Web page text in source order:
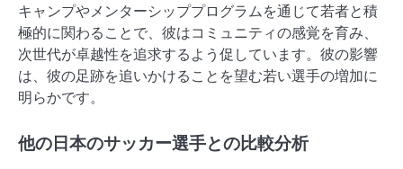
キャンプやメンターシッププログラムを通じて若者と積
極的に関わることで、彼はコミュニティの感覚を育み、
次世代が卓越性を追求するよう促しています。彼の影響
は、彼の足跡を追いかけることを望む若い選手の増加に
明らかです。
他の日本のサッカー選手との比較分析